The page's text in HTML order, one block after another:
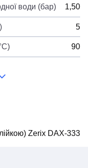
води (бар) 1,50
5
90
Zerix DAX-333